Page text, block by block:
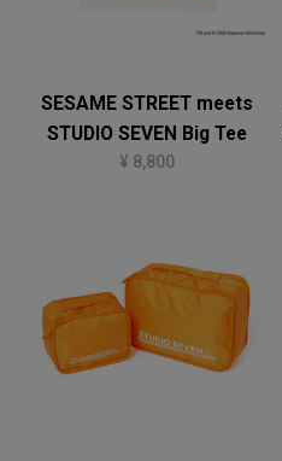
SESAME STREET meets
STUDIO SEVEN Big Tee
¥ 8,800